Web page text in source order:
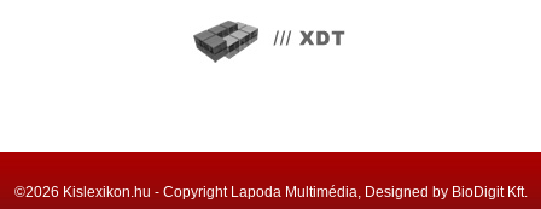
©2026 Kislexikon.hu - Copyright Lapoda Multimédia, Designed by BioDigit Kft.